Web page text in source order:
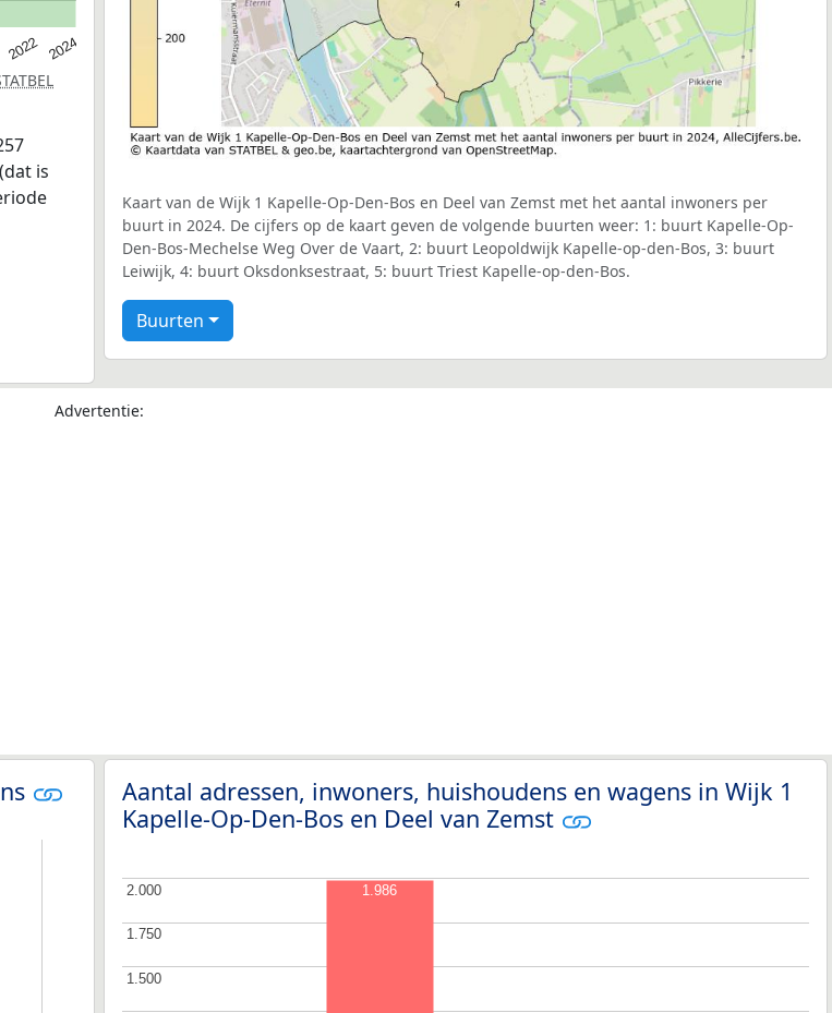
2022 2024
is
Kaart van de Wijk 1 Kapelle-Op-Den-Bos en Deel van Zemst met het aantal inwoners per
buurt in 2024. De cijfers op de kaart geven de volgende buurten weer: 1: buurt Kapelle-Op-
Den-Bos-Mechelse Weg Over de Vaart, 2: buurt Leopoldwijk Kapelle-op-den-Bos, 3: buurt
Leiwijk, 4: buurt Oksdonksestraat, 5: buurt Triest Kapelle-op-den-Bos.
Buurten
Advertentie:
Aantal adressen, inwoners, huishoudens en wagens in Wijk 1
Kapelle-Op-Den-Bos en Deel van Zemst
1.500
1.500
1.750
1.750
2.000
2.000 1.986